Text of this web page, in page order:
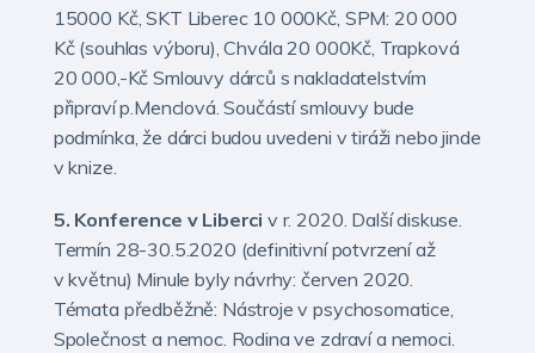
15000 Kč, SKT Liberec 10 000Kč, SPM: 20 000
Kč (souhlas výboru), Chvála 20 000Kč, Trapková
20 000,-Kč Smlouvy dárců s nakladatelstvím
připraví p.Menclová. Součástí smlouvy bude
podmínka, že dárci budou uvedeni v tiráži nebo jinde
v knize.
5. Konference v Liberci v r. 2020. Další diskuse.
Termín 28-30.5.2020 (definitivní potvrzení až
v květnu) Minule byly návrhy: červen 2020.
Témata předběžně: Nástroje v psychosomatice,
Společnost a nemoc. Rodina ve zdraví a nemoci.